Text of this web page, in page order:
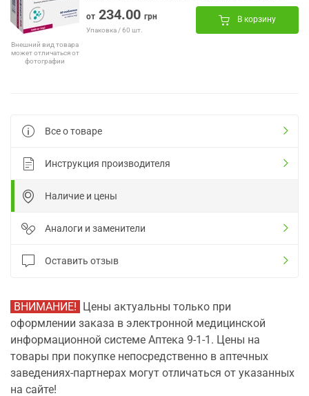
Внешний вид товара
может отличаться от
фотографии
от 234.00 грн
Упаковка / 60 шт.
В корзину
Все о товаре
Инструкция производителя
Наличие и цены
Аналоги и заменители
Оставить отзыв
ВНИМАНИЕ! Цены актуальны только при
оформлении заказа в электронной медицинской
информационной системе Аптека 9-1-1. Цены на
товары при покупке непосредственно в аптечных
заведениях-партнерах могут отличаться от указанных
на сайте!